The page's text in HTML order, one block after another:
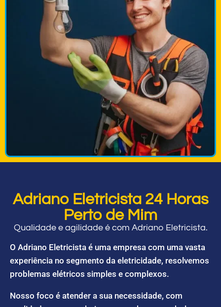
Adriano Eletricista 24 Horas
Perto de Mim
Qualidade e agilidade é com Adriano Eletricista.
O Adriano Eletricista é uma empresa com uma vasta
experiência no segmento da eletricidade, resolvemos
problemas elétricos simples e complexos.
Nosso foco é atender a sua necessidade, com